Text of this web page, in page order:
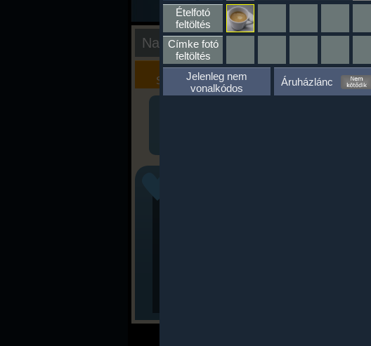
Nap kiértékelése
Kalória
Szimulátor
Szöveges
Értékelés
Ételfotó
feltöltés
Címke fotó
feltöltés
Jelenleg nem
vonalkódos
Áruházlánc